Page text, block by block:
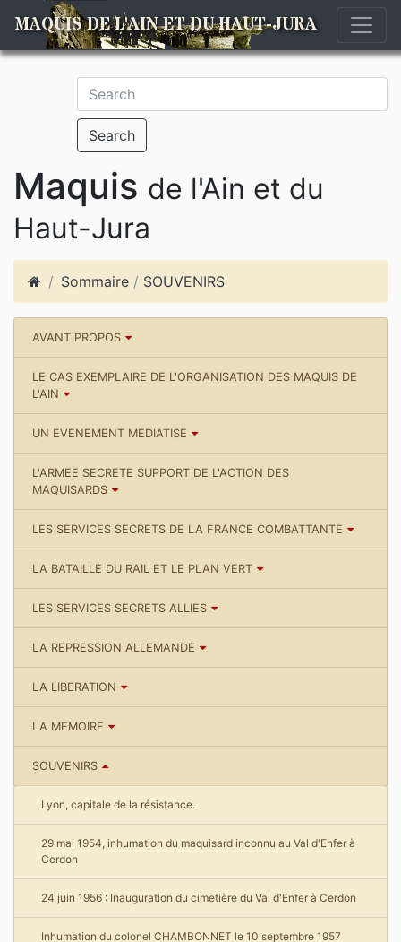
MAQUIS DE L'AIN ET DU HAUT-JURA
Search
Maquis de l'Ain et du
Haut-Jura
Sommaire / SOUVENIRS
AVANT PROPOS
LE CAS EXEMPLAIRE DE L'ORGANISATION DES MAQUIS DE
L'AIN
UN EVENEMENT MEDIATISE
L'ARMEE SECRETE SUPPORT DE L'ACTION DES
MAQUISARDS
LES SERVICES SECRETS DE LA FRANCE COMBATTANTE
LA BATAILLE DU RAIL ET LE PLAN VERT
LES SERVICES SECRETS ALLIES
LA REPRESSION ALLEMANDE
LA LIBERATION
LA MEMOIRE
SOUVENIRS
Lyon, capitale de la résistance.
29 mai 1954, inhumation du maquisard inconnu au Val d'Enfer à
Cerdon
24 juin 1956 : Inauguration du cimetière du Val d'Enfer à Cerdon
Inhumation du colonel CHAMBONNET le 10 septembre 1957